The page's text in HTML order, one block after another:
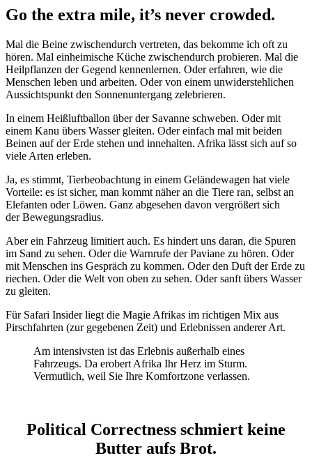
Go the extra mile, it’s never crowded.
Mal die Beine zwischendurch vertreten, das bekomme ich oft zu
hören. Mal einheimische Küche zwischendurch probieren. Mal die
Heilpflanzen der Gegend kennenlernen. Oder erfahren, wie die
Menschen leben und arbeiten. Oder von einem unwiderstehlichen
Aussichtspunkt den Sonnenuntergang zelebrieren.
In einem Heißluftballon über der Savanne schweben. Oder mit
einem Kanu übers Wasser gleiten. Oder einfach mal mit beiden
Beinen auf der Erde stehen und innehalten. Afrika lässt sich auf so
viele Arten erleben.
Ja, es stimmt, Tierbeobachtung in einem Geländewagen hat viele
Vorteile: es ist sicher, man kommt näher an die Tiere ran, selbst an
Elefanten oder Löwen. Ganz abgesehen davon vergrößert sich
der Bewegungsradius.
Aber ein Fahrzeug limitiert auch. Es hindert uns daran, die Spuren
im Sand zu sehen. Oder die Warnrufe der Paviane zu hören. Oder
mit Menschen ins Gespräch zu kommen. Oder den Duft der Erde zu
riechen. Oder die Welt von oben zu sehen. Oder sanft übers Wasser
zu gleiten.
Für Safari Insider liegt die Magie Afrikas im richtigen Mix aus
Pirschfahrten (zur gegebenen Zeit) und Erlebnissen anderer Art.
Am intensivsten ist das Erlebnis außerhalb eines
Fahrzeugs. Da erobert Afrika Ihr Herz im Sturm.
Vermutlich, weil Sie Ihre Komfortzone verlassen.
Political Correctness schmiert keine
Butter aufs Brot.